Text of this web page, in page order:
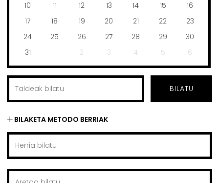
10
11 12 13 14 15
16
17
18 19 20 21 22
23
24
25 26 27 28 29
30
31
1 2 3 4 5 6
BILATU
BILAKETA METODO BERRIAK